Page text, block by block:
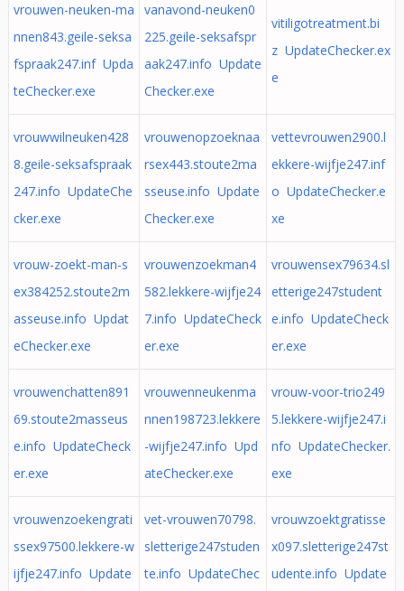
vrouwen-neuken-ma
nnen843.geile-seksa
fspraak247.inf Upda
teChecker.exe
vanavond-neuken0
225.geile-seksafspr
aak247.info Update
Checker.exe
vitiligotreatment.bi
z UpdateChecker.ex
e
vrouwwilneuken428
8.geile-seksafspraak
247.info UpdateChe
cker.exe
vrouwenopzoeknaa
rsex443.stoute2ma
sseuse.info Update
Checker.exe
vettevrouwen2900.l
ekkere-wijfje247.inf
o UpdateChecker.e
xe
vrouw-zoekt-man-s
ex384252.stoute2m
asseuse.info Updat
eChecker.exe
vrouwenzoekman4
582.lekkere-wijfje24
7.info UpdateCheck
er.exe
vrouwensex79634.sl
etterige247student
e.info UpdateCheck
er.exe
vrouwenchatten891
69.stoute2masseus
e.info UpdateCheck
er.exe
vrouwenneukenma
nnen198723.lekkere
-wijfje247.info Upd
ateChecker.exe
vrouw-voor-trio249
5.lekkere-wijfje247.i
nfo UpdateChecker.
exe
vrouwenzoekengrati
ssex97500.lekkere-w
ijfje247.info Update
vet-vrouwen70798.
sletterige247studen
te.info UpdateChec
vrouwzoektgratisse
x097.sletterige247st
udente.info Update